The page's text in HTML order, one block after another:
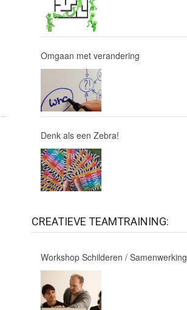
Omgaan met verandering
Denk als een Zebra!
CREATIEVE TEAMTRAINING:
Workshop Schilderen / Samenwerking